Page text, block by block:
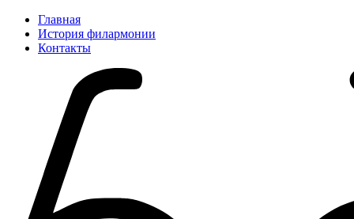
Главная
История филармонии
Контакты